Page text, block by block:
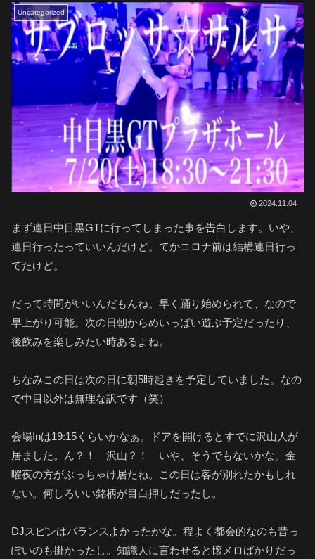
Uncategorized
2024.11.04
まず連日中目黒GTに行ってしまった事を告白します。いや、
連日行ったっていいんだけど。てかコロナ前は結構連日行っ
てたけど。
だって時間がいいんだもんね。早く踊り始められて、なので
早上がり可能。次の日朝からめいっぱい遊ぶ予定だったり、
後飲みを楽しみたい時あるよね。
ちなみこの日は次の日に朝5時起きを予定していました。なの
で中目以外は無理な訳です（笑）
会場Inは19:15くらいかなぁ。ドアを開けるとすでに沢山人が
居ました。ん？！ 沢山？！ いや、そうでもないかな。金
曜夜の方がぶっちゃけ居たね。この日は客が別れたかもしれ
ない。何しろいい銘柄が目白押しだったし。
DJスピンはバランスよかったかな。程よく都会的なのも昔っ
ぽいのも掛かったし。知識人に言わせると懐メロばかりだっ